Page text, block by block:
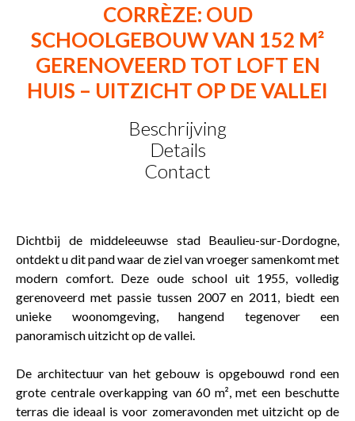
CORRÈZE: OUD
SCHOOLGEBOUW VAN 152 M²
GERENOVEERD TOT LOFT EN
HUIS – UITZICHT OP DE VALLEI
Beschrijving
Details
Contact
Dichtbij de middeleeuwse stad Beaulieu-sur-Dordogne,
ontdekt u dit pand waar de ziel van vroeger samenkomt met
modern comfort. Deze oude school uit 1955, volledig
gerenoveerd met passie tussen 2007 en 2011, biedt een
unieke woonomgeving, hangend tegenover een
panoramisch uitzicht op de vallei.
De architectuur van het gebouw is opgebouwd rond een
grote centrale overkapping van 60 m², met een beschutte
terras die ideaal is voor zomeravonden met uitzicht op de